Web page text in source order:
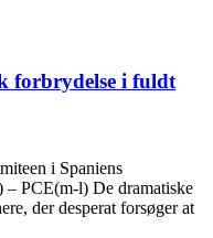
forbrydelse i fuldt
i Spaniens
PCE(m-l) De dramatiske
der desperat forsøger at